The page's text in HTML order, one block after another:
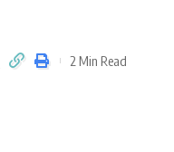
2 Min Read